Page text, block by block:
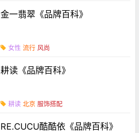
金一翡翠《品牌百科》
女性 流行 风尚
耕读《品牌百科》
耕读 北京 服饰搭配
RE.CUCU酷酷依《品牌百科》